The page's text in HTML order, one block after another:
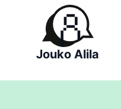
Jouko Alila